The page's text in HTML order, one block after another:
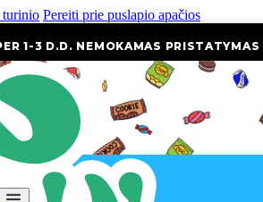
turinio Pereiti prie puslapio apačios
1-3 D.D. NEMOKAMAS PRISTATYMAS